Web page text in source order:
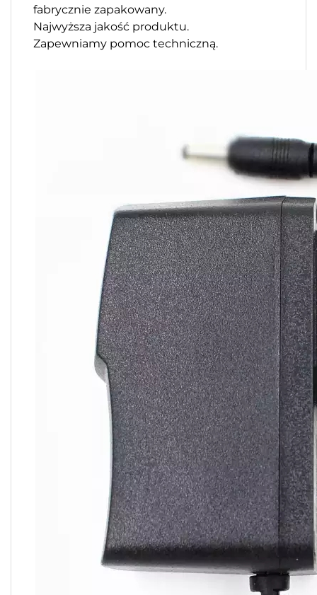
fabrycznie zapakowany.
Najwyższa jakość produktu.
Zapewniamy pomoc techniczną.